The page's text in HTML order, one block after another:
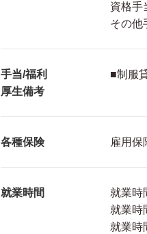
資格手
その他
手当/福利
厚生備考
■制服
各種保険 雇用保
就業時間
就業時
就業時
就業時